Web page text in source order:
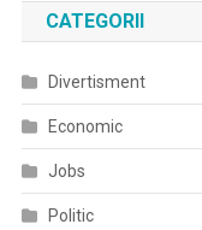
CATEGORII
Divertisment
Economic
Jobs
Politic